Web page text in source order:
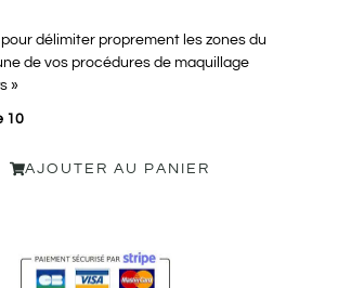
délimiter proprement les zones du
de vos procédures de maquillage
»
10
AJOUTER AU PANIER